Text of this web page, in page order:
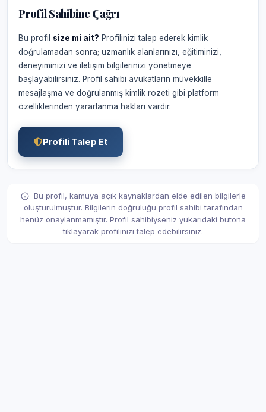
Profil Sahibine Çağrı
Bu profil size mi ait? Profilinizi talep ederek kimlik
doğrulamadan sonra; uzmanlık alanlarınızı, eğitiminizi,
deneyiminizi ve iletişim bilgilerinizi yönetmeye
başlayabilirsiniz. Profil sahibi avukatların müvekkille
mesajlaşma ve doğrulanmış kimlik rozeti gibi platform
özelliklerinden yararlanma hakları vardır.
Profili Talep Et
Bu profil, kamuya açık kaynaklardan elde edilen bilgilerle
oluşturulmuştur. Bilgilerin doğruluğu profil sahibi tarafından
henüz onaylanmamıştır. Profil sahibiyseniz yukarıdaki butona
tıklayarak profilinizi talep edebilirsiniz.